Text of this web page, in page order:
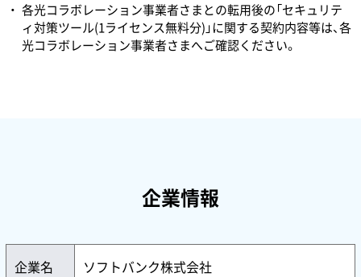
各光コラボレーション事業者さまとの転用後の「セキュリテ
ィ対策ツール(1ライセンス無料分)」に関する契約内容等は、各
光コラボレーション事業者さまへご確認ください。
企業情報
企業名 ソフトバンク株式会社